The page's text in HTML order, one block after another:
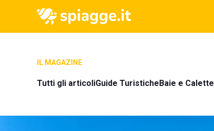
IL MAGAZINE
Tutti gli articoliGuide TuristicheBaie e Calette